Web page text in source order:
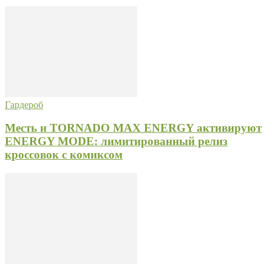
Гардероб
Месть и TORNADO MAX ENERGY активируют
ENERGY MODE: лимитированный релиз
кроссовок с комиксом